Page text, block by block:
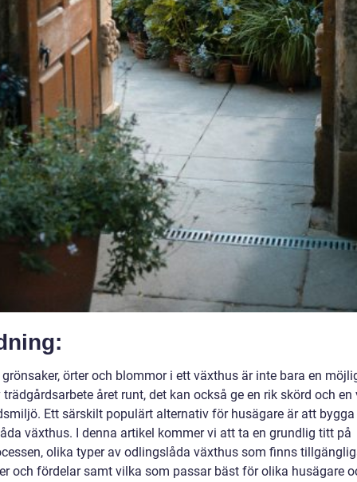
örter och blommor i ett växthus är inte bara en
året runt, det kan också ge en rik skörd och en
Ett särskilt populärt alternativ för husägare är att
växthus. I denna artikel kommer vi att ta en grundlig titt på
olika typer av odlingslåda växthus som finns
och fördelar samt vilka som passar bäst för olika husägare